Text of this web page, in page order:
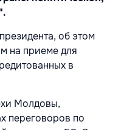
об этом
на приеме для
в
Молдовы,
переговоров по